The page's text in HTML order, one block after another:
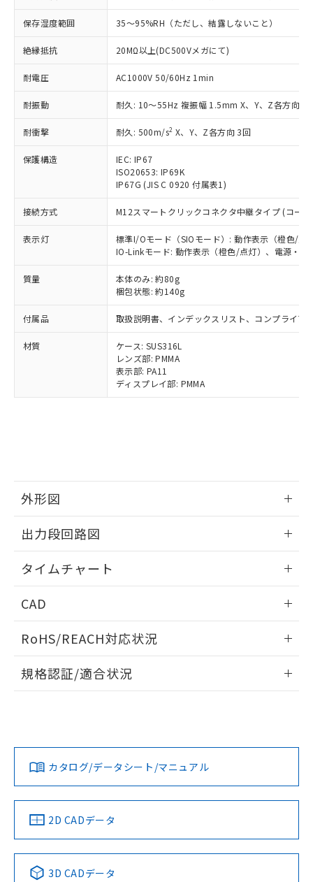
保存湿度範囲 35～95%RH（ただし、結露しないこと）
絶縁抵抗 20MΩ以上(DC500Vメガにて)
耐電圧 AC1000V 50/60Hz 1min
耐振動 耐久: 10～55Hz 複振幅 1.5mm X、Y、Z各方向 2h
耐衝撃 耐久: 500m/s2 X、Y、Z各方向 3回
保護構造
IEC: IP67
ISO20653: IP69K
IP67G (JIS C 0920 付属表1)
接続方式 M12スマートクリックコネクタ中継タイプ (コー
表示灯
標準I/Oモード（SIOモード）: 動作表示（橙色/点
IO-Linkモード: 動作表示（橙色/点灯）、電源・
質量
本体のみ: 約80g
梱包状態: 約140g
付属品 取扱説明書、インデックスリスト、コンプライア
材質
ケース: SUS316L
レンズ部: PMMA
表示部: PA11
ディスプレイ部: PMMA
外形図
出力段回路図
タイムチャート
CAD
ドすることができます。
ログイン/会員登録
ダウンロードデータをご利用いただく前に、以下を必ずお読
みください。
ソフトウェアの使用条件
RoHS/REACH対応状況
EU RoHS 注意事項・凡例
対応済み
中国 RoHS 注意事項・凡例
規格認証/適合状況
LR型式承認
（イギリス
船舶規格）
DNV型式承認
（ノルウェー
BV型式承認
（フランス
KR型式
（韓国
No No No No
カタログ/データシート/マニュアル
2D CADデータ
3D CADデータ
ことをご了承ください。
在庫状況および標準価格照会結果は、
記載している更新日時点での社内デー
タに基づき作成されるものであり、閲
覧された時点での実際の在庫および標
準価格とは異なる場合があることをご
正式な納期状況および標準価格はお客
様のお取引先、またはお客様担当のオ
ムロン制御機器販売店・当社販売員に
ご相談ください。
オムロン制御機器販売店や当社販売拠
販売ネットワーク
」をご確認
ください。
在庫状況および標準価格結果を当社の
事前の承諾なく第三者に漏洩または開
示しないようお願いします。
マイパーツ機能（部品リスト作成サー
ビス）をご利用いただくには、I-Web
メンバーズにご登録されている必要が
あります。
お客様が当ウェブサイト上で当社にご
登録された部品リストについて、当社
および当社の共同利用者が、当社の製
品・サービスに関するお客様との取
引・商談に必要な範囲で利用すること
をご了承ください。
むを得ず変更することがあります。
*EU RoHS指令（10物質）：
鉛(Pb) 1000ppm以下、 水銀(Hg) 1000ppm以下、 カド
ミウム(Cd) 100ppm以下、
六価クロム(Cr(Ⅵ)) 1000ppm以下、ポリ臭化ビフェニル
ル) (DEHP)(別名：DOP) 1000ppm以下、フタル酸ブチ
ルベンジル（BBP） 1000ppm以下、フタル酸ジブチル
（DBP） 1000ppm以下、フタル酸ジイソブチル
(DIBP) 1000ppm以下
適用除外項目は除く。
フタル酸エステル類の４物質については閾値を超える意
図的な使用がないことを確認しています。
※2 対応予定月
部品在庫の切り替え状況などにより、予定
月が前後することがあります。
※3 非含有証明書ダウンロード
下記の非含有証明書をダウンロードするこ
とができます。
EU RoHS指令（10物質）の非含有証明書
荷製品に未対応品が混在することから備考
欄に対応日を記載しておりました。
既に当社にて対応品への在庫切替を完了
り、2022年1月12日より割愛しておりま
す。
「－」：未確認です。当社販売部門へお問
い合わせください。
*中国RoHS10物質の基準値 (GB/T26572)：
Cr(Ⅵ)(六価クロム) : 1000ppm、 PBBs(ポリ臭化ビフェ
ニル類) : 1000ppm、 PBDEs(ポリ臭化ジフェニルエーテ
ル類) : 1000ppm、
DBP(フタル酸ジブチル) : 1000ppm、 DIBP(フタル酸ジ
イソブチル) : 1000ppm、 BBP(フタル酸ブチルベンジ
※2 環境保護使用期限
「ｅ」：有害物質（10物質）のすべてが基
準値以下であることを示します。
「10」：通常の使用状況下において有害物
質が外部に漏えいし、環境に深刻な影響を
及ぼさない年数を意味します。
「－」：未確認です。当社販売部門へお問
為替および外国貿易法に定める商品
（以下｢規制貨物等」という）を輸出
または国外への提供する場合は、日本
国政府の輸出許可(または役務取引許
可)を取得するなどの必要な手続きを
とります。
当社は規制貨物を破棄する場合は、完
全に破砕するなど、違法に輸出されな
いよう必要な手段を講じます。
ル、化学兵器、生物兵器またはその他
武器並びにこれらの製造装置等に一切
使用いたしません。
当社は、貴社製品を第三者に販売する
場合は、上記1、2および3の内容を当
該第三者に通知します。また当社は、
販売先および販売に係わる関係者が違
法に輸出するおそれがある場合は、取
り引きをいたしません。
合意する
説明
一定数以上の在庫あり
一定数には満たないが在庫あり
在庫なし(最新の在庫状況につ
いては、お客様のお取引先、ま
たはお客様担当のオムロン制御
機器販売店・当社販売員にご確
認ください)
受注生産機種、また在庫状況の
情報を公開していない機種